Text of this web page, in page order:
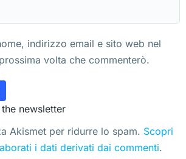
indirizzo email e sito web nel
volta che commenterò.
newsletter
Akismet per ridurre lo spam. Scopri
i dati derivati dai commenti.